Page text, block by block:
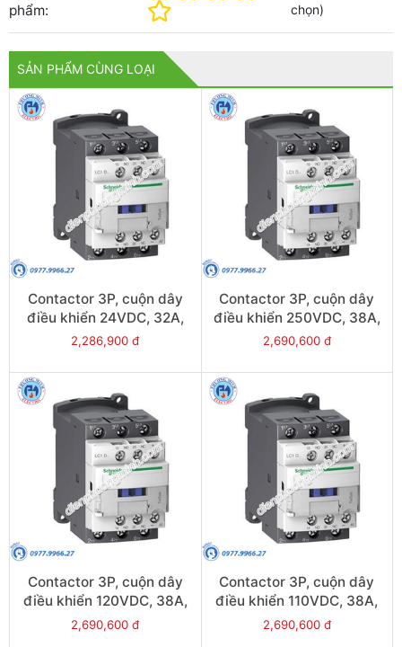
phẩm:
chọn)
SẢN PHẨM CÙNG LOẠI
Contactor 3P, cuộn dây
điều khiển 24VDC, 32A,
1N/O, 1N/C - Model
2,286,900 đ
Contactor 3P, cuộn dây
điều khiển 250VDC, 38A,
1N/O, 1N/C - Model
2,690,600 đ
Contactor 3P, cuộn dây
điều khiển 120VDC, 38A,
1N/O, 1N/C - Model
2,690,600 đ
Contactor 3P, cuộn dây
điều khiển 110VDC, 38A,
1N/O, 1N/C - Model
2,690,600 đ